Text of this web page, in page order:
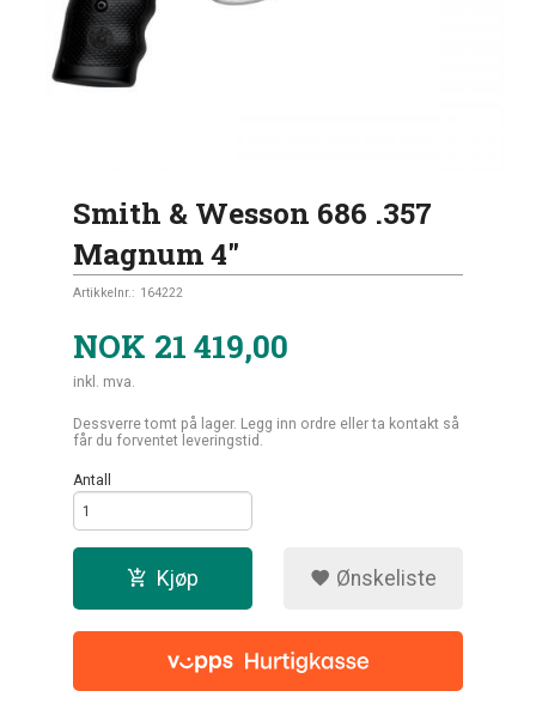
Smith & Wesson 686 .357
Magnum 4″
Artikkelnr.: 164222
NOK 21 419,00
inkl. mva.
Dessverre tomt på lager. Legg inn ordre eller ta kontakt så
får du forventet leveringstid.
Antall
Kjøp Ønskeliste